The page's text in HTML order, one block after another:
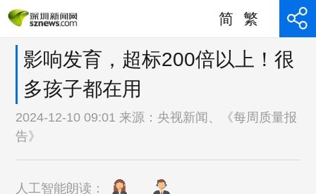
简 繁
影响发育，超标200倍以上！很
多孩子都在用
2024-12-10 09:01 来源： 央视新闻、《每周质量报
告》
人工智能朗读：